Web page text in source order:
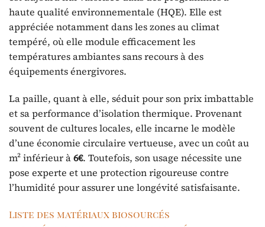
haute qualité environnementale (HQE). Elle est
appréciée notamment dans les zones au climat
tempéré, où elle module efficacement les
températures ambiantes sans recours à des
équipements énergivores.
La paille, quant à elle, séduit pour son prix imbattable
et sa performance d’isolation thermique. Provenant
souvent de cultures locales, elle incarne le modèle
d’une économie circulaire vertueuse, avec un coût au
m² inférieur à6€. Toutefois, son usage nécessite une
pose experte et une protection rigoureuse contre
l’humidité pour assurer une longévité satisfaisante.
Liste des matériaux biosourcés